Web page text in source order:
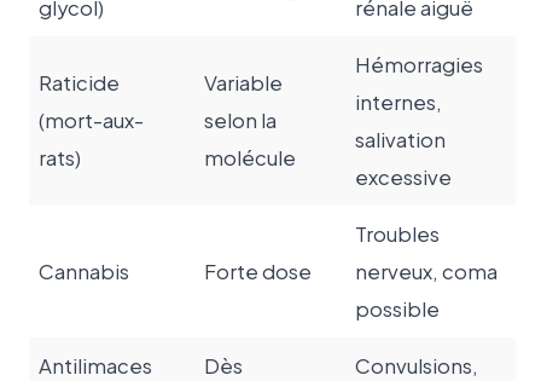
glycol)
rénale aiguë
Raticide
(mort-aux-
rats)
Variable
selon la
molécule
Hémorragies
internes,
salivation
excessive
Cannabis Forte dose
Troubles
nerveux, coma
possible
Antilimaces
Dès
Convulsions,